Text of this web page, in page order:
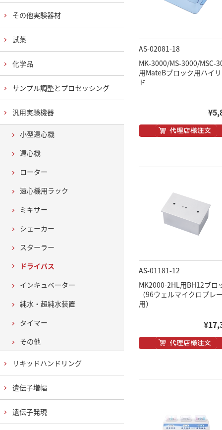
AS-02081-18
MK-3000/MS-3000/MSC-
用MateBブロック用ハイ
ド
AS-01181-12
MK2000-2HL用BH12ブロ
（96ウェルマイクロプレ
用）
その他実験器材
試薬
化学品
サンプル調整とプロセッシング
汎用実験機器
小型遠心機
遠心機
ローター
遠心機用ラック
ミキサー
シェーカー
スターラー
ドライバス
インキュベーター
純水・超純水装置
タイマー
その他
リキッドハンドリング
遺伝子増幅
遺伝子発現